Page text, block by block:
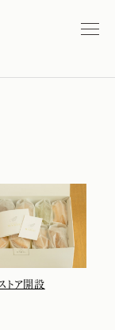
トア開設